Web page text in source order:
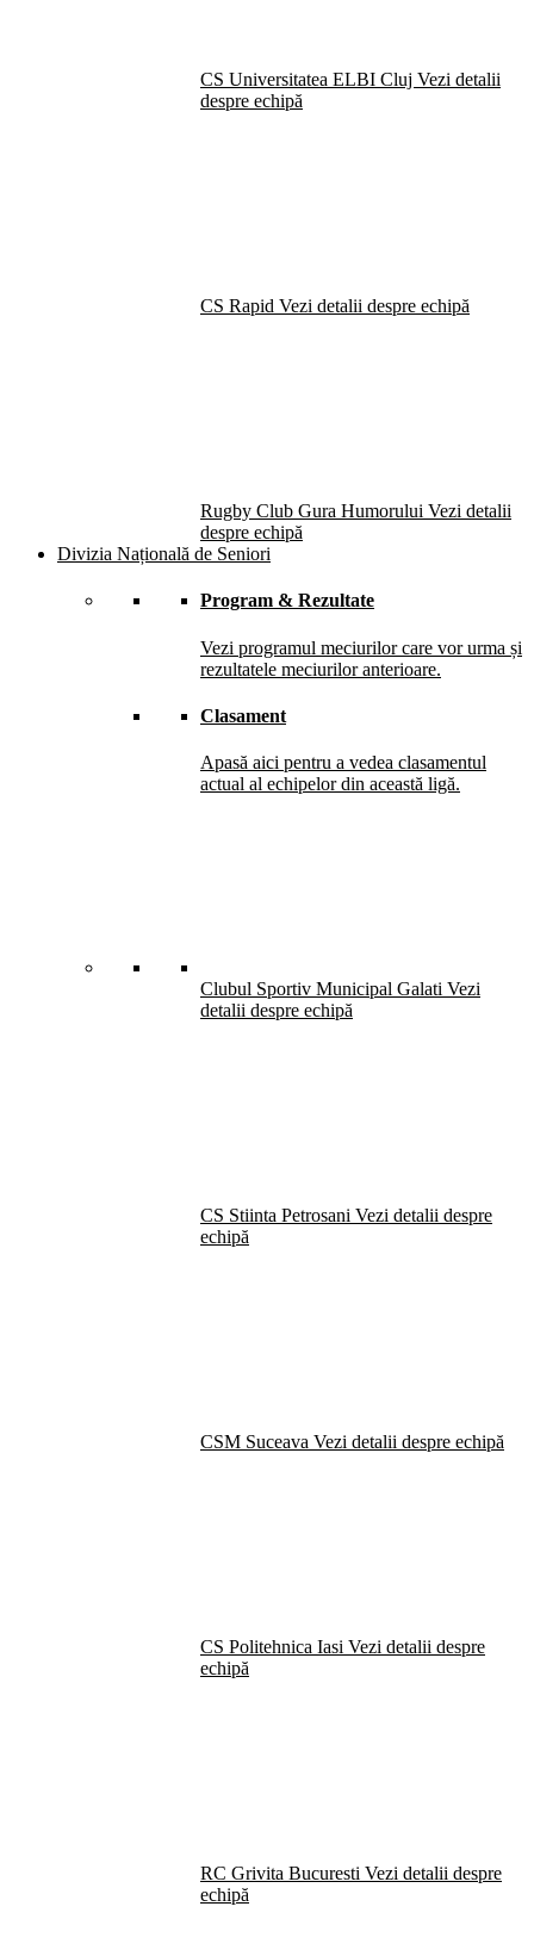
CS Universitatea ELBI Cluj Vezi detalii
despre echipă
CS Rapid Vezi detalii despre echipă
Rugby Club Gura Humorului Vezi detalii
despre echipă
Divizia Națională de Seniori
Program & Rezultate
Vezi programul meciurilor care vor urma și
rezultatele meciurilor anterioare.
Clasament
Apasă aici pentru a vedea clasamentul
actual al echipelor din această ligă.
Clubul Sportiv Municipal Galati Vezi
detalii despre echipă
CS Stiinta Petrosani Vezi detalii despre
echipă
CSM Suceava Vezi detalii despre echipă
CS Politehnica Iasi Vezi detalii despre
echipă
RC Grivita Bucuresti Vezi detalii despre
echipă